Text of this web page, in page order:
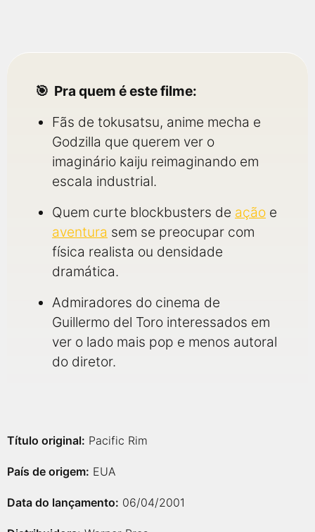
Pra quem é este filme:
Fãs de tokusatsu, anime mecha e
Godzilla que querem ver o
imaginário kaiju reimaginando em
escala industrial.
Quem curte blockbusters de ação e
aventura sem se preocupar com
física realista ou densidade
dramática.
Admiradores do cinema de
Guillermo del Toro interessados em
ver o lado mais pop e menos autoral
do diretor.
Título original: Pacific Rim
País de origem: EUA
Data do lançamento: 06/04/2001